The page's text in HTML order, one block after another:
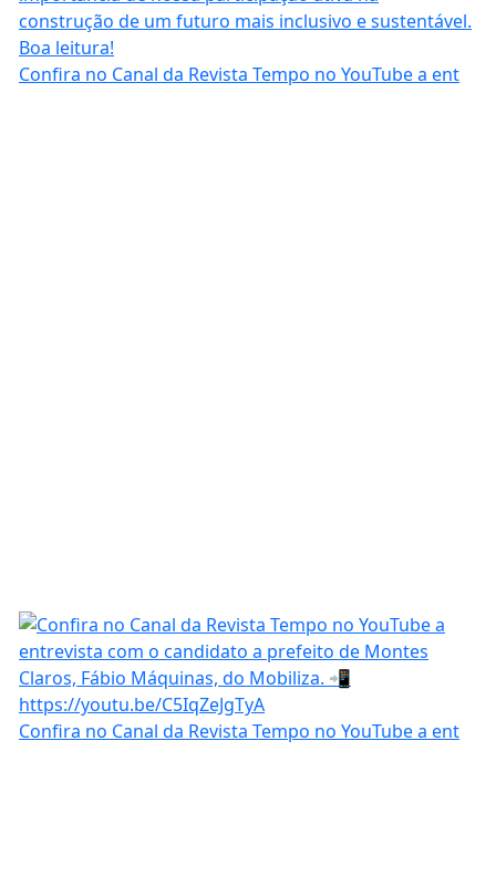
Confira no Canal da Revista Tempo no YouTube a ent
Confira no Canal da Revista Tempo no YouTube a ent